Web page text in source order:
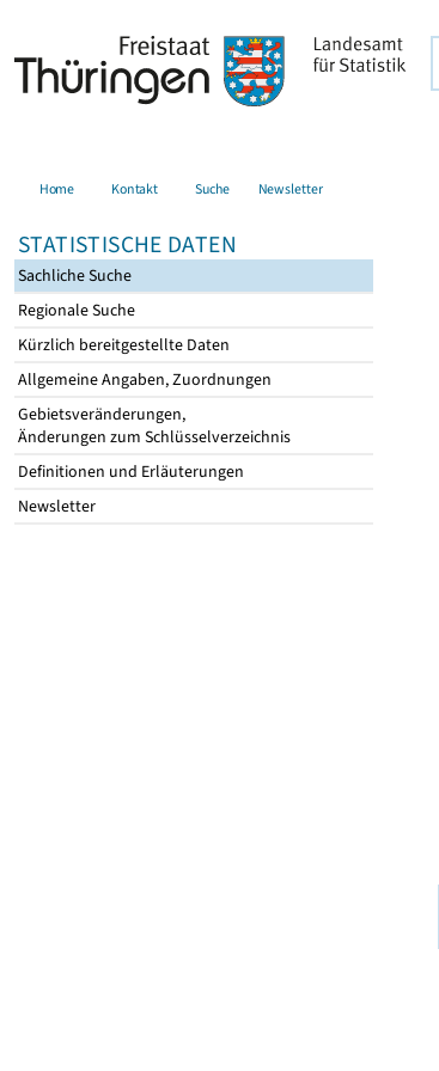
Home Kontakt Suche Newsletter
STATISTISCHE DATEN
Sachliche Suche
Regionale Suche
Kürzlich bereitgestellte Daten
Allgemeine Angaben, Zuordnungen
Gebietsveränderungen,
Änderungen zum Schlüsselverzeichnis
Definitionen und Erläuterungen
Newsletter